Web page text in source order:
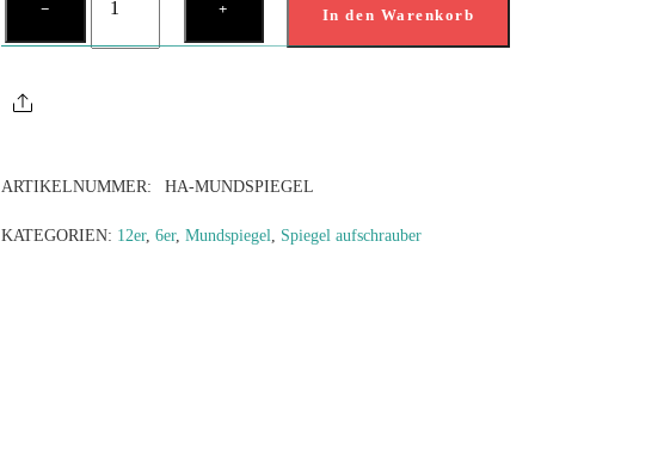
−
aufschraubbar
Menge
+ In den Warenkorb
Share
ARTIKELNUMMER: HA-MUNDSPIEGEL
KATEGORIEN: 12er,6er,Mundspiegel Spiegel aufschrauber